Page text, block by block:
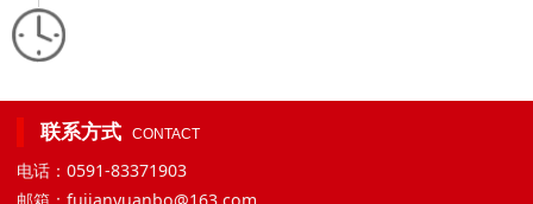
联系方式 CONTACT
电话：0591-83371903
邮箱：fujianyuanbo@163.com